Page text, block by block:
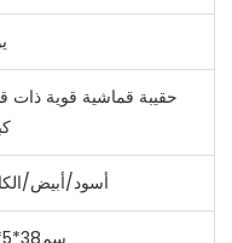
حقيبة قماشية قوية ذات
أسود/أبيض/